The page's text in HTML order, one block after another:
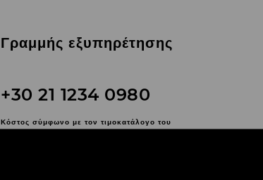
Γραμμής εξυπηρέτησης
+30 21 1234 0980
Κόστος σύμφωνο με τον τιμοκατάλογο του
τηλεφωνικού σας παρόχου